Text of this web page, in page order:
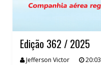
Edição 362 / 2025
Jefferson Victor 20:03